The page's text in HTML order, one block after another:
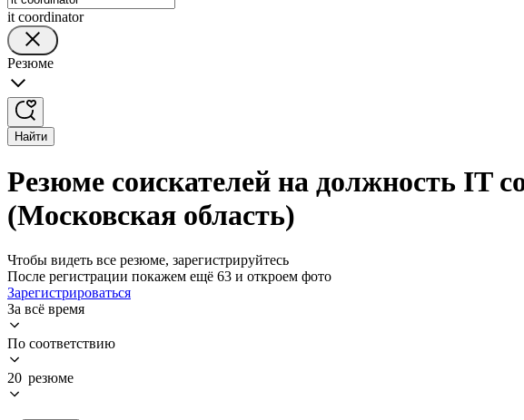
it coordinator
Резюме
Найти
Резюме соискателей на должность IT
(Московская область)
Чтобы видеть все резюме, зарегистрируйтесь
После регистрации покажем ещё 63 и откроем фото
Зарегистрироваться
За всё время
По соответствию
20 резюме